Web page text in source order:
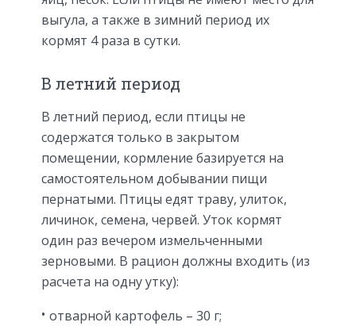
выгула, а также в зимний период их
кормят 4 раза в сутки.
В летний период
В летний период, если птицы не
содержатся только в закрытом
помещении, кормление базируется на
самостоятельном добывании пищи
пернатыми. Птицы едят траву, улиток,
личинок, семена, червей. Уток кормят
один раз вечером измельченными
зерновыми. В рацион должны входить (из
расчета на одну утку):
отварной картофель – 30 г;